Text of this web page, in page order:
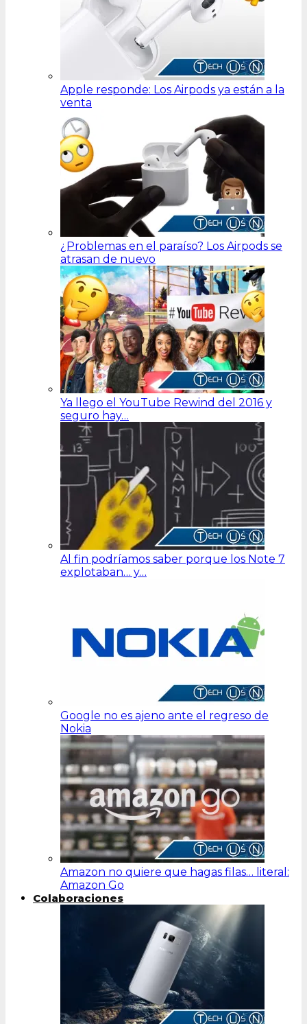
Apple responde: Los Airpods ya están a la
venta
¿Problemas en el paraíso? Los Airpods se
atrasan de nuevo
Ya llego el YouTube Rewind del 2016 y
seguro hay…
Al fin podríamos saber porque los Note 7
explotaban… y…
Google no es ajeno ante el regreso de
Nokia
Amazon no quiere que hagas filas… literal:
Amazon Go
Colaboraciones